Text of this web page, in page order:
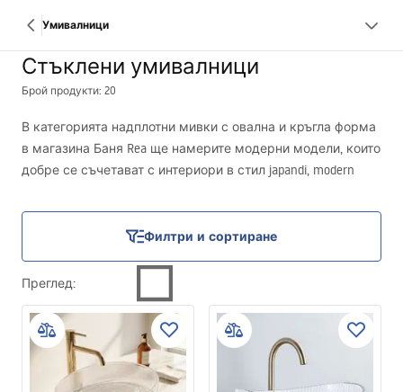
Умивалници
Стъклени умивалници
Брой продукти: 20
В категорията надплотни мивки с овална и кръгла форма
в магазина Баня Rea ще намерите модерни модели, които
добре се съчетават с интериори в стил japandi, modern
нюанси на черно, сиво и прозрачно стъкло – от плътни,
матови покрития до леки, прозрачни форми. Всеки модел
има тънка стена и еднородна повърхност, изработена от
траен конгломерат или стъкло. Това са предложения за
хора, които търсят не само функционално оборудване, но
и естетически акцент в банята – особено ако ви
интересува стъклена надплотна мивка в съвременно
изпълнение.
Филтри и сортиране
Преглед: